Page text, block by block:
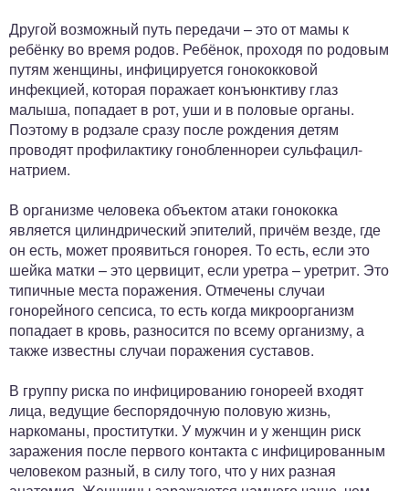
Другой возможный путь передачи – это от мамы к
ребёнку во время родов. Ребёнок, проходя по родовым
путям женщины, инфицируется гонококковой
инфекцией, которая поражает конъюнктиву глаз
малыша, попадает в рот, уши и в половые органы.
Поэтому в родзале сразу после рождения детям
проводят профилактику гонобленнореи сульфацил-
натрием.
В организме человека объектом атаки гонококка
является цилиндрический эпителий, причём везде, где
он есть, может проявиться гонорея. То есть, если это
шейка матки – это цервицит, если уретра – уретрит. Это
типичные места поражения. Отмечены случаи
гонорейного сепсиса, то есть когда микроорганизм
попадает в кровь, разносится по всему организму, а
также известны случаи поражения суставов.
В группу риска по инфицированию гонореей входят
лица, ведущие беспорядочную половую жизнь,
наркоманы, проститутки. У мужчин и у женщин риск
заражения после первого контакта с инфицированным
человеком разный, в силу того, что у них разная